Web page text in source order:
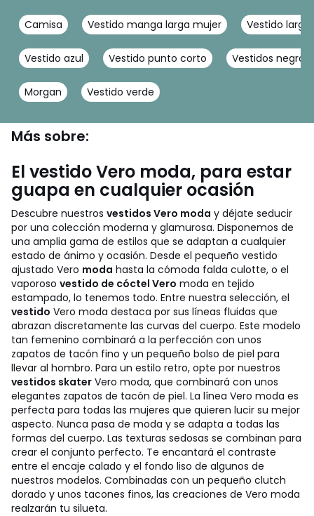
Camisa Vestido manga larga mujer Vestido
Vestido azul Vestido punto corto Vestidos negros
Morgan Vestido verde
Más sobre:
El vestido Vero moda, para estar
guapa en cualquier ocasión
Descubre nuestros vestidos Vero moda y déjate seducir
por una colección moderna y glamurosa. Disponemos de
una amplia gama de estilos que se adaptan a cualquier
estado de ánimo y ocasión. Desde el pequeño vestido
ajustado Vero moda hasta la cómoda falda culotte, o el
vaporoso vestido de cóctel Vero moda en tejido
estampado, lo tenemos todo. Entre nuestra selección, el
vestido Vero moda destaca por sus líneas fluidas que
abrazan discretamente las curvas del cuerpo. Este modelo
tan femenino combinará a la perfección con unos
zapatos de tacón fino y un pequeño bolso de piel para
llevar al hombro. Para un estilo retro, opte por nuestros
vestidos skater Vero moda, que combinará con unos
elegantes zapatos de tacón de piel. La línea Vero moda es
perfecta para todas las mujeres que quieren lucir su mejor
aspecto. Nunca pasa de moda y se adapta a todas las
formas del cuerpo. Las texturas sedosas se combinan para
crear el conjunto perfecto. Te encantará el contraste
entre el encaje calado y el fondo liso de algunos de
nuestros modelos. Combinadas con un pequeño clutch
dorado y unos tacones finos, las creaciones de Vero moda
realzarán tu silueta.